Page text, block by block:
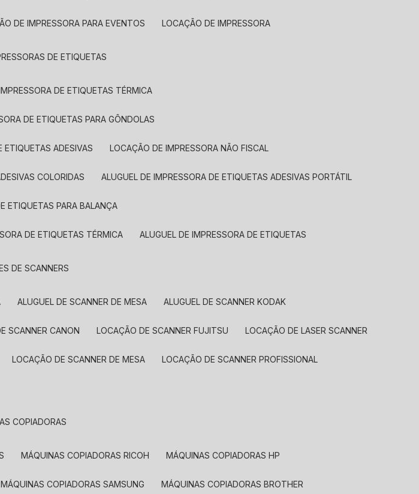
DE IMPRESSORA PARA EVENTOS LOCAÇÃO DE IMPRESSORA
DE ETIQUETAS
DE ETIQUETAS TÉRMICA
DE ETIQUETAS PARA GÔNDOLAS
ETIQUETAS ADESIVAS LOCAÇÃO DE IMPRESSORA NÃO FISCAL
COLORIDAS ALUGUEL DE IMPRESSORA DE ETIQUETAS ADESIVAS PORTÁTIL
ETIQUETAS PARA BALANÇA
DE ETIQUETAS TÉRMICA ALUGUEL DE IMPRESSORA DE ETIQUETAS
DE SCANNERS
ALUGUEL DE SCANNER DE MESA ALUGUEL DE SCANNER KODAK
SCANNER CANON LOCAÇÃO DE SCANNER FUJITSU LOCAÇÃO DE LASER SCANNER
LOCAÇÃO DE SCANNER DE MESA LOCAÇÃO DE SCANNER PROFISSIONAL
COPIADORAS
MÁQUINAS COPIADORAS RICOH MÁQUINAS COPIADORAS HP
MÁQUINAS COPIADORAS SAMSUNG MÁQUINAS COPIADORAS BROTHER